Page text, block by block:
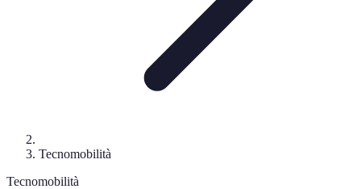
Tecnomobilità
Tecnomobilità